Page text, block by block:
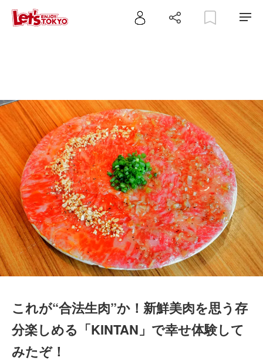
これが“合法生肉”か！新鮮美肉を思う存
分楽しめる「KINTAN」で幸せ体験して
みたぞ！